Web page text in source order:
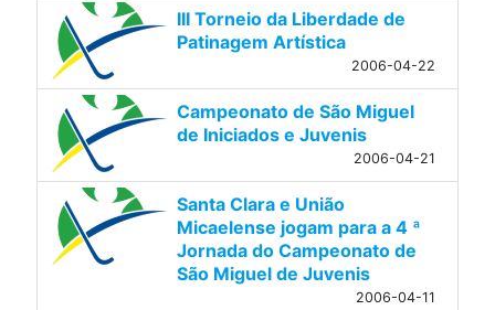
III Torneio da Liberdade de
Patinagem Artística
2006-04-22
Campeonato de São Miguel
de Iniciados e Juvenis
2006-04-21
Santa Clara e União
Micaelense jogam para a 4 ª
Jornada do Campeonato de
São Miguel de Juvenis
2006-04-11